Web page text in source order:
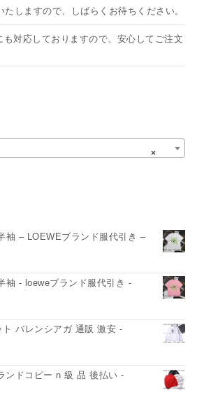
しますので、しばらくお待ちください。
対応しておりますので、安心してご注文
×
袖 – LOEWEブランド服代引き –
袖 - loeweブランド服代引き -
ト バレンシアガ 通販 激安 -
ンドコピー n 級 品 後払い -